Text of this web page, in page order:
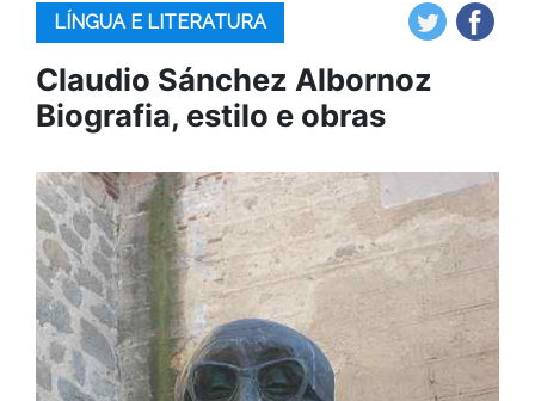
LÍNGUA E LITERATURA
Claudio Sánchez Albornoz
Biografia, estilo e obras